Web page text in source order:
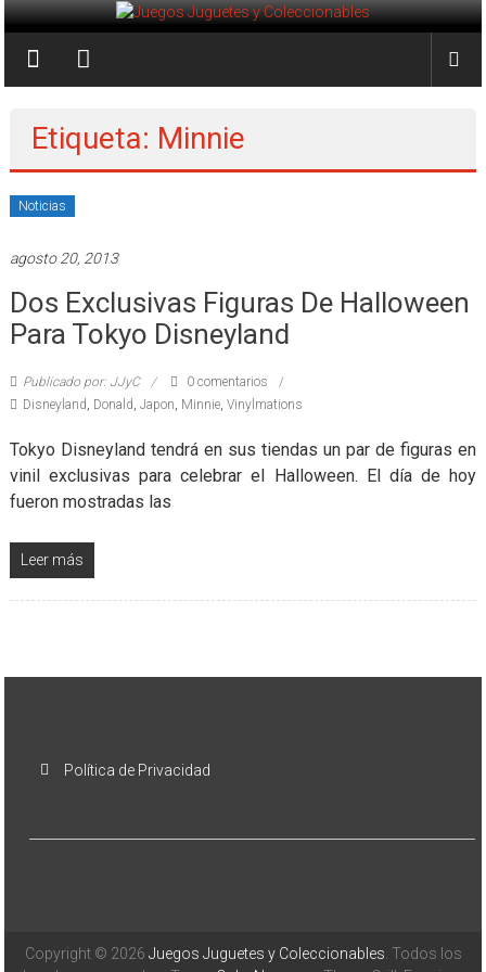
Saltar
al
contenido
Juegos
Juguetes
Coleccionables
Noticias
entretenimiento
para
coleccionistas.
Etiqueta: Minnie
Noticias
agosto 20, 2013
Dos Exclusivas Figuras De Halloween
Para Tokyo Disneyland
Publicado por: JJyC
0 comentarios
Disneyland Donald Japon Minnie, Vinylmations
Tokyo Disneyland tendrá en sus tiendas un par de figuras en
vinil exclusivas para celebrar el Halloween. El día de hoy
fueron mostradas las
Leer más
Política de Privacidad
Copyright © 2026 Juegos Juguetes y Coleccionables . Todos los